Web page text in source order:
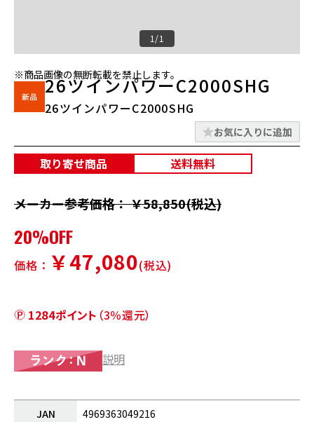
1/1
※商品画像の無断転載を禁止します。
26ツインパワーC2000SHG
26ツインパワーC2000SHG
お気に入りに追加
取り寄せ商品 送料無料
メーカー参考価格： ￥58,850(税込)
20%OFF
価格： ￥47,080(税込)
1284ポイント （3％還元）
説明
JAN
4969363049216